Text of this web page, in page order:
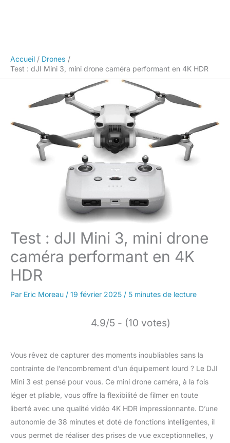
Accueil
Drones
Test : dJI Mini 3, mini drone caméra performant en 4K HDR
Test : dJI Mini 3, mini drone
caméra performant en 4K
HDR
Par Eric Moreau / 19 février 2025 / 5 minutes de lecture
4.9/5 - (10 votes)
Vous rêvez de capturer des moments inoubliables sans la
contrainte de l’encombrement d’un équipement lourd ? Le DJI
Mini 3 est pensé pour vous. Ce mini drone caméra, à la fois
léger et pliable, vous offre la flexibilité de filmer en toute
liberté avec une qualité vidéo 4K HDR impressionnante. D’une
autonomie de 38 minutes et doté de fonctions intelligentes, il
vous permet de réaliser des prises de vue exceptionnelles, y